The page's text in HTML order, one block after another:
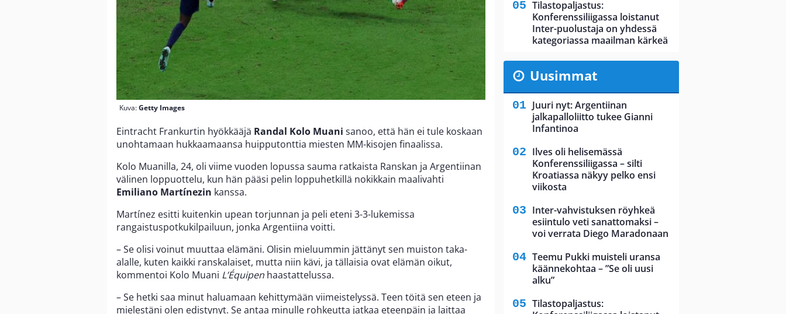
Kuva:Getty Images
Eintracht Frankurtin hyökkääjä Randal Kolo Muani sanoo, että hän ei tule koskaan
unohtamaan hukkaamaansa huipputonttia miesten MM-kisojen finaalissa.
Kolo Muanilla, 24, oli viime vuoden lopussa sauma ratkaista Ranskan ja Argentiinan
välinen loppuottelu, kun hän pääsi pelin loppuhetkillä nokikkain maalivahti
Emiliano Martínezin kanssa.
Martínez esitti kuitenkin upean torjunnan ja peli eteni 3-3-lukemissa
rangaistuspotkukilpailuun, jonka Argentiina voitti.
– Se olisi voinut muuttaa elämäni. Olisin mieluummin jättänyt sen muiston taka-
alalle, kuten kaikki ranskalaiset, mutta niin kävi, ja tällaisia ovat elämän oikut,
kommentoi Kolo Muani L’Équipen haastattelussa.
– Se hetki saa minut haluamaan kehittymään viimeistelyssä. Teen töitä sen eteen ja
mielestäni olen edistynyt. Se antaa minulle rohkeutta jatkaa eteenpäin ja laittaa
Tilastopaljastus:
Konferenssiliigassa loistanut
Inter-puolustaja on yhdessä
kategoriassa maailman kärkeä
Uusimmat
Juuri nyt: Argentiinan
jalkapalloliitto tukee Gianni
Infantinoa
Ilves oli helisemässä
Konferenssiliigassa – silti
Kroatiassa näkyy pelko ensi
viikosta
Inter-vahvistuksen röyhkeä
esiintulo veti sanattomaksi –
voi verrata Diego Maradonaan
Teemu Pukki muisteli uransa
käännekohtaa – ”Se oli uusi
alku”
Tilastopaljastus: